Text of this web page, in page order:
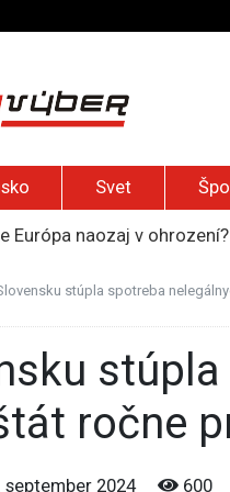
Svet
Európa naozaj v
žiada EÚ o 220
stúpla spotreba
ročne
september 2024 600